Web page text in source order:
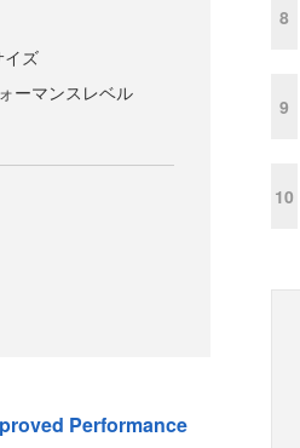
イズ
ーマンスレベル
Performance
8
9
10